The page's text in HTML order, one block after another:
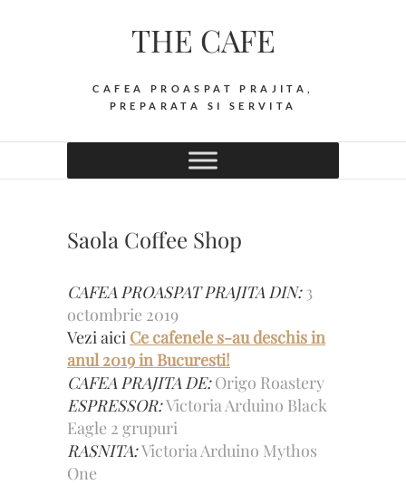
THE CAFE
CAFEA PROASPAT PRAJITA,
PREPARATA SI SERVITA
Saola Coffee Shop
CAFEA PROASPAT PRAJITA DIN:3
octombrie 2019
Vezi aici Ce cafenele s-au deschis in
anul 2019 in Bucuresti!
CAFEA PRAJITA DE:Origo Roastery
ESPRESSOR:Victoria Arduino Black
Eagle 2 grupuri
RASNITA:Victoria Arduino Mythos
One